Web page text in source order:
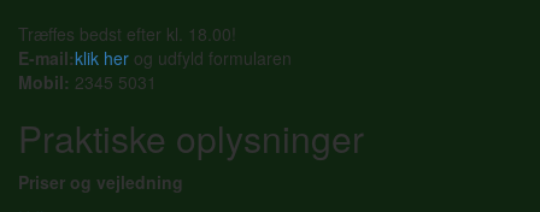
Træffes bedst efter kl. 18.00!
E-mail:klik her og udfyld formularen
Mobil: 2345 5031
Praktiske oplysninger
Priser og vejledning